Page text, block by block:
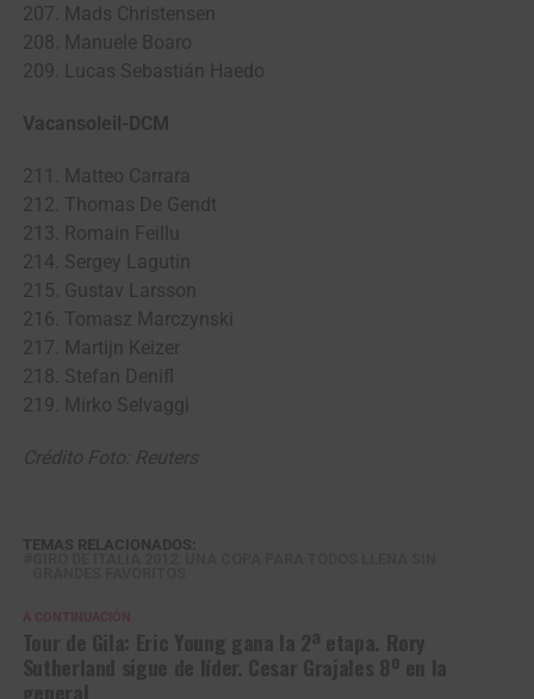
207. Mads Christensen
208. Manuele Boaro
209. Lucas Sebastián Haedo
Vacansoleil-DCM
211. Matteo Carrara
212. Thomas De Gendt
213. Romain Feillu
214. Sergey Lagutin
215. Gustav Larsson
216. Tomasz Marczynski
217. Martijn Keizer
218. Stefan Denifl
219. Mirko Selvaggi
Crédito Foto: Reuters
TEMAS RELACIONADOS:
A CONTINUACIÓN